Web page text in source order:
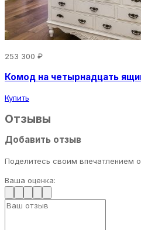
253 300 ₽
Комод на четырнадцать
Купить
Отзывы
Добавить отзыв
Поделитесь своим впечатлением
Ваша оценка: